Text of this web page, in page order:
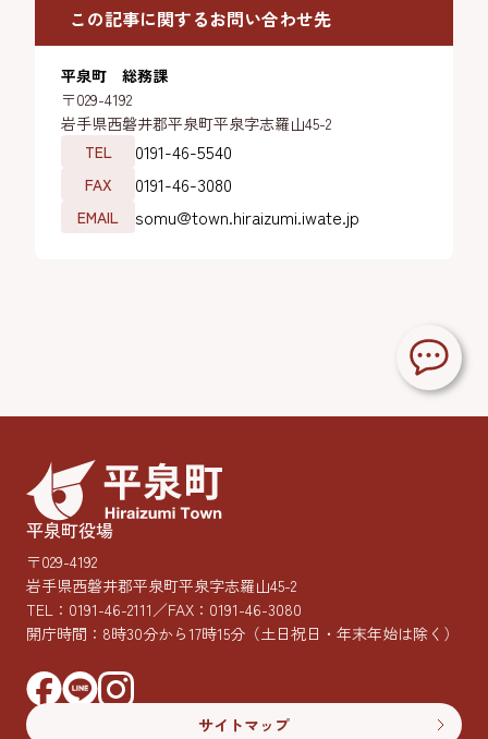
この記事に関するお問い合わせ先
平泉町 総務課
〒029-4192
岩手県西磐井郡平泉町平泉字志羅山45-2
TEL
0191-46-5540
FAX 0191-46-3080
EMAIL somu@town.hiraizumi.iwate.jp
平泉町役場
〒029-4192
岩手県西磐井郡平泉町平泉字志羅山45-2
TEL： 0191-46-2111／FAX：0191-46-3080
開庁時間：8時30分から17時15分 （土日祝日・年末年始は除く）
サイトマップ